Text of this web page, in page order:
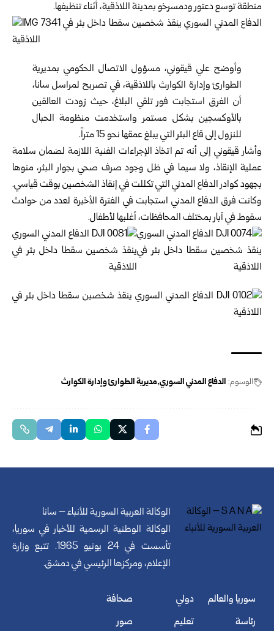
منطقة توسع دعتور ودمسرخو بمدينة اللاذقية، أثناء ‏تنظيفها‎.‎
وأوضح علي قيقوني، مسؤول الاتصال الحكومي بمديرية
الطوارئ ‏وإدارة الكوارث باللاذقية، في تصريح لمراسل سانا،
أن الفرق ‏استجابت فور تلقي البلاغ، حيث زودت العالقين
بالأوكسجين بشكل ‏مستمر واستخدمت منظومة الحبال
للنزول إلى قاع البئر التي يبلغ ‏عمقها نحو 15 متراً. ‏
وأشار قيقوني إلى أنه تم اتخاذ الإجراءات الفنية اللازمة لضمان ‏سلامة
عملية الإنقاذ، ولا سيما في ظل وجود صرف صحي بجوار ‏البئر، منوها
بجهود كوادر الدفاع المدني التي تكللت في إنقاذ ‏الشخصين بوقت قياسي‎.‎
وكانت فرق الدفاع المدني استجابت في الفترة الأخيرة لعدد من ‏حوادث
سقوط في آبار بمختلف المحافظات، أغلبها لأطفال‎.‎
الوسوم: الدفاع المدني السوري مديرية الطوارئ وإدارة ‏الكوارث
الوكالة العربية السورية للأنباء – سانا
الوكالة الوطنية الرسمية للأخبار في سوريا،
تأسست في 24 يونيو 1965. تتبع وزارة
الإعلام، ومركزها الرئيسي في دمشق.
سوريا والعالم
رئاسة
دولي
تعليم
صحافة
صور